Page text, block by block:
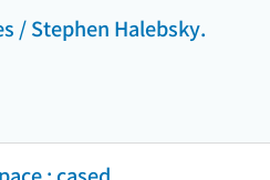
/ Stephen Halebsky.